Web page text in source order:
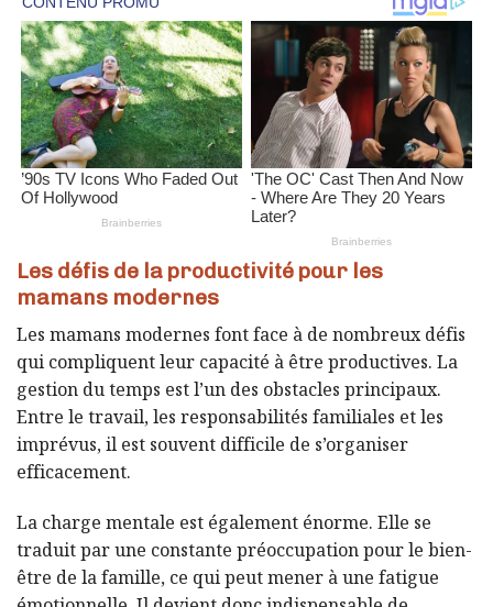
Les défis de la productivité pour les
mamans modernes
Les mamans modernes font face à de nombreux défis
qui compliquent leur capacité à être productives. La
gestion du temps est l’un des obstacles principaux.
Entre le travail, les responsabilités familiales et les
imprévus, il est souvent difficile de s’organiser
efficacement.
La charge mentale est également énorme. Elle se
traduit par une constante préoccupation pour le bien-
être de la famille, ce qui peut mener à une fatigue